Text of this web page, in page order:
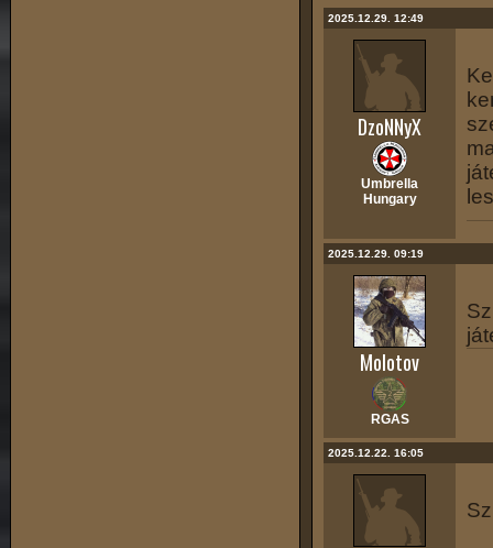
2025.12.29. 12:49
DzoNNyX
Umbrella
Hungary
2025.12.29. 09:19
Molotov
RGAS
2025.12.22. 16:05